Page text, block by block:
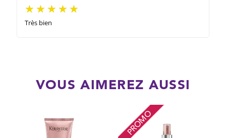
Très bien
VOUS AIMEREZ AUSSI
PROMO